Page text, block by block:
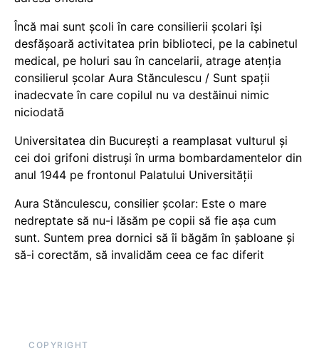
Încă mai sunt școli în care consilierii școlari își
desfășoară activitatea prin biblioteci, pe la cabinetul
medical, pe holuri sau în cancelarii, atrage atenția
consilierul școlar Aura Stănculescu / Sunt spații
inadecvate în care copilul nu va destăinui nimic
niciodată
Universitatea din București a reamplasat vulturul și
cei doi grifoni distruși în urma bombardamentelor din
anul 1944 pe frontonul Palatului Universității
Aura Stănculescu, consilier școlar: Este o mare
nedreptate să nu-i lăsăm pe copii să fie așa cum
sunt. Suntem prea dornici să îi băgăm în șabloane și
să-i corectăm, să invalidăm ceea ce fac diferit
COPYRIGHT